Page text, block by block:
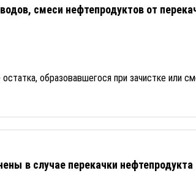
смеси нефтепродуктов от
образовавшегося при зачистке или
в случае перекачки нефтепродукта